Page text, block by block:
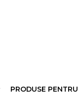
PRODUSE